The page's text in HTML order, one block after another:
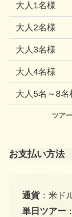
大人1名様
大人2名様
大人3名様
大人4名様
大人5名～8名
ツア
お支払い方法
通貨：米ド
単日ツアー